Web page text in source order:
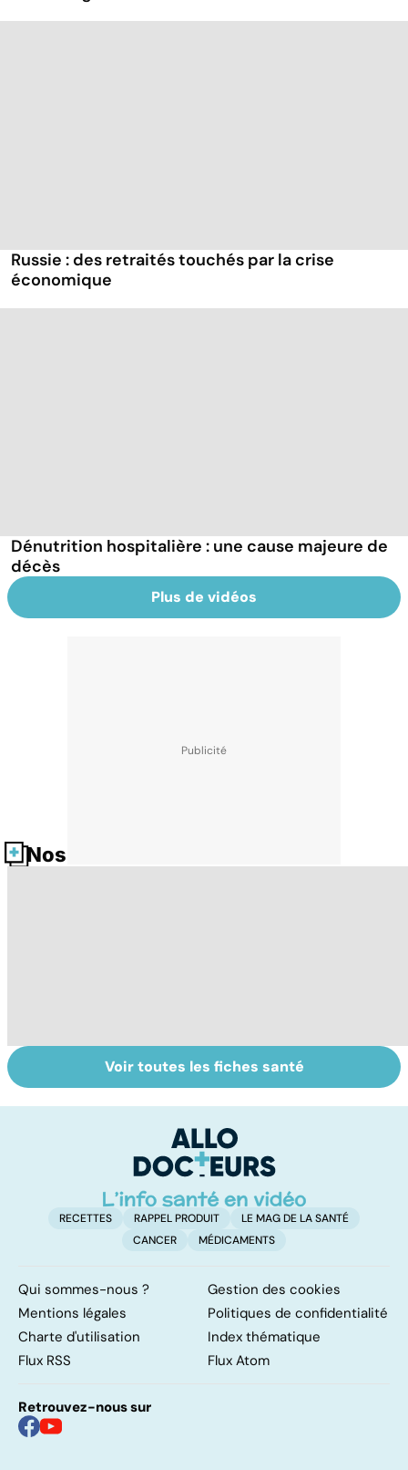
Russie : des retraités touchés par la crise
économique
Dénutrition hospitalière : une cause majeure de
décès
Plus de vidéos
Nos fiches santé
Faire du sport à
domicile, c'est
Don de gamètes :
le pour et le
levée de
l'anonymat
Voir toutes les fiches santé
RECETTES RAPPEL PRODUIT
LE MAG DE LA SANTÉ
CANCER
MÉDICAMENTS
Qui sommes-nous ?
Gestion des cookies
Mentions légales
Politiques de confidentialité
Charte d'utilisation
Index thématique
Flux RSS
Flux Atom
Retrouvez-nous sur